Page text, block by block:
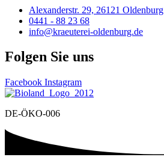
Alexanderstr. 29, 26121 Oldenburg
0441 - 88 23 68
info@kraeuterei-oldenburg.de
Folgen Sie uns
Facebook Instagram
DE-ÖKO-006